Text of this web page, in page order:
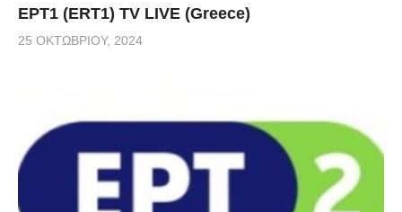
ΕΡΤ1 (ERT1) TV LIVE (Greece)
25 ΟΚΤΩΒΡΊΟΥ, 2024